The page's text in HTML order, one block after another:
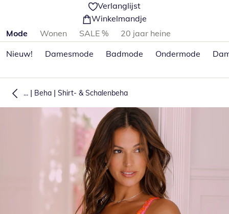
Verlanglijst
Winkelmandje
Productcategorieën overslaan
Mode Wonen SALE %
20 jaar heine
Nieuw!
Damesmode Badmode Ondermode
... | Beha | Shirt- & Schalenbeha